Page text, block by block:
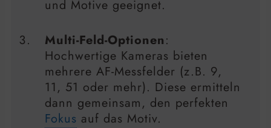
und Motive geeignet.
Multi-Feld-Optionen:
Hochwertige Kameras bieten
mehrere AF-Messfelder (z.B. 9,
11, 51 oder mehr). Diese ermitteln
dann gemeinsam, den perfekten
Fokus auf das Motiv.